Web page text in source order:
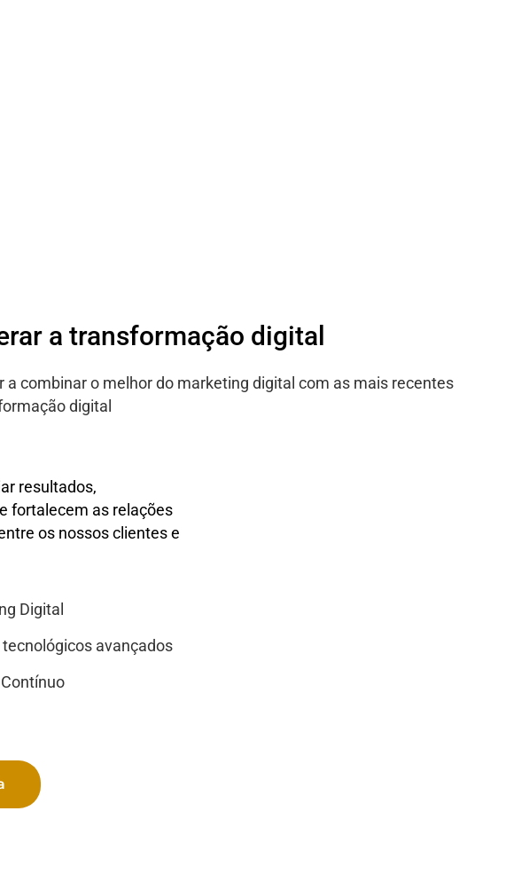
a transformação digital
a combinar o melhor do marketing digital com as mais recentes
digital
resultados,
fortalecem as relações
os nossos clientes e
Digital
avançados